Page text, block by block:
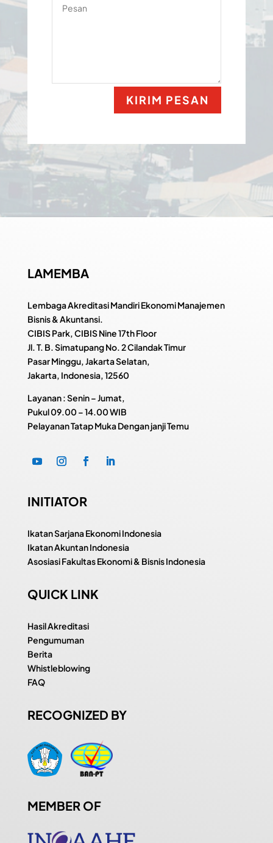
KIRIM PESAN
LAMEMBA
Lembaga Akreditasi Mandiri Ekonomi Manajemen
Bisnis & Akuntansi.
CIBIS Park, CIBIS Nine 17th Floor
Jl. T. B. Simatupang No. 2 Cilandak Timur
Pasar Minggu, Jakarta Selatan,
Jakarta, Indonesia, 12560
Layanan : Senin – Jumat,
Pukul09.00 – 14.00 WIB
Pelayanan Tatap Muka Dengan janji Temu
INITIATOR
Ikatan Sarjana Ekonomi Indonesia
Ikatan Akuntan Indonesia
Asosiasi Fakultas Ekonomi & Bisnis Indonesia
QUICK LINK
Hasil Akreditasi
Pengumuman
Berita
Whistleblowing
FAQ
RECOGNIZED BY
MEMBER OF